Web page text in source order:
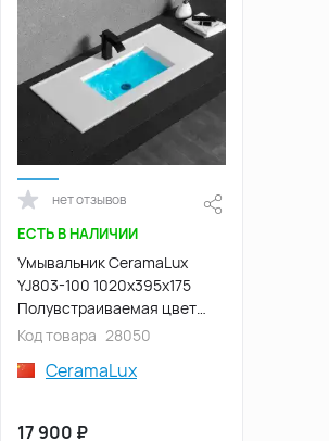
нет отзывов
ЕСТЬ В НАЛИЧИИ
Умывальник CeramaLux
YJ803-100 1020х395х175
Полувстраиваемая цвет
Белый
Код товара 28050
CeramaLux
17 900 ₽